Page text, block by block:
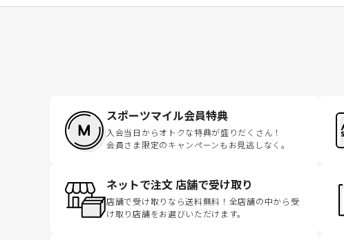
スポーツマイル会員特典
入会当日からオトクな特典が盛りだくさん！
会員さま限定のキャンペーンもお見逃しなく。
ネットで注文 店舗で受け取り
店舗で受け取りなら送料無料！全店舗の中から受
け取り店舗をお選びいただけます。